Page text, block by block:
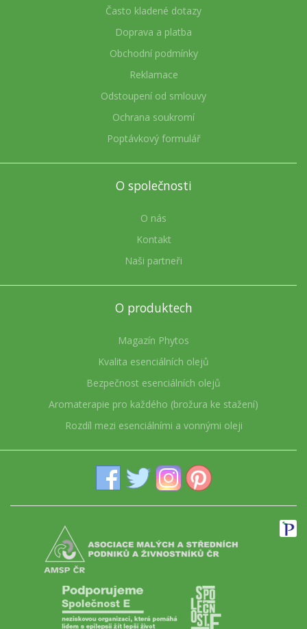
Často kladené dotazy
Doprava a platba
Obchodní podmínky
Reklamace
Odstoupení od smlouvy
Ochrana soukromí
Poptávkový formulář
O společnosti
O nás
Kontakt
Naši partneři
O produktech
Magazín Phytos
Kvalita esenciálních olejů
Bezpečnost esenciálních olejů
Aromaterapie pro každého (brožura ke stažení)
Rozdíl mezi esenciálními a vonnými oleji